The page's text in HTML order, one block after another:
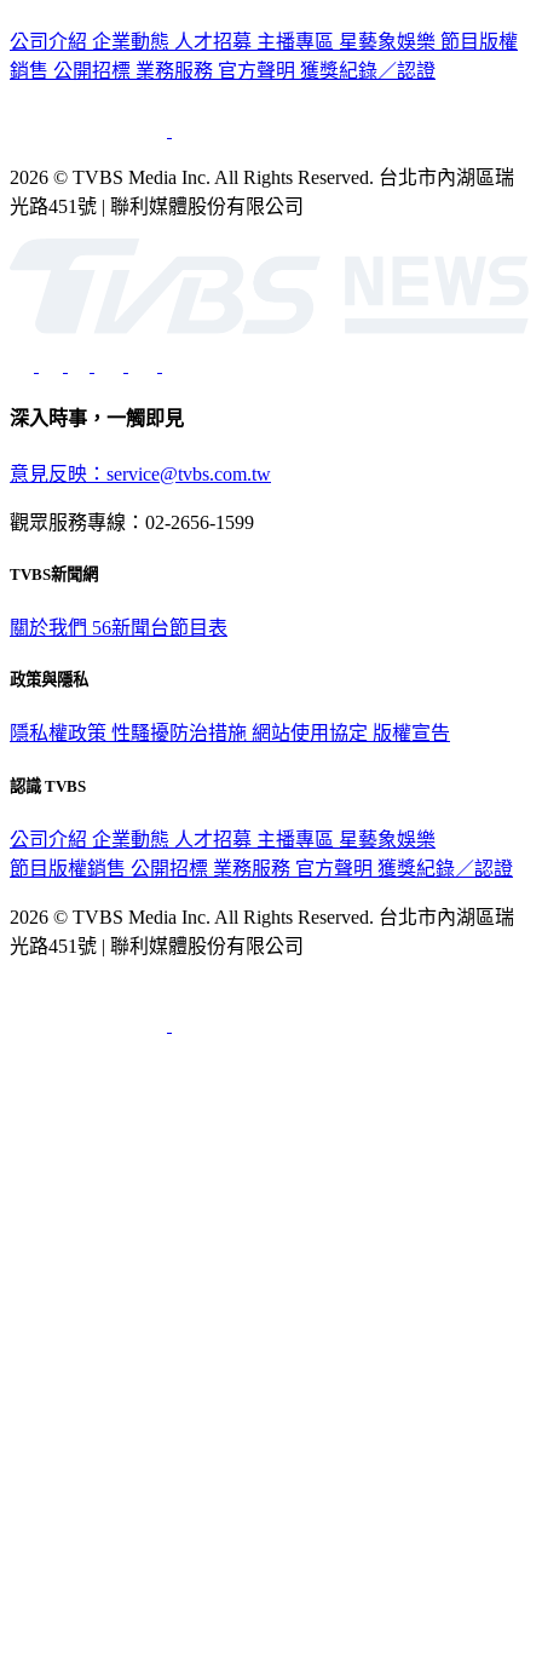
公司介紹 企業動態 人才招募 主播專區 星藝象娛樂 節目版權
銷售 公開招標 業務服務 官方聲明 獲獎紀錄／認證
2026 © TVBS Media Inc. All Rights Reserved. 台北市內湖區瑞
光路451號 | 聯利媒體股份有限公司
深入時事，一觸即見
意見反映：service@tvbs.com.tw
觀眾服務專線：02-2656-1599
TVBS新聞網
關於我們 56新聞台節目表
政策與隱私
隱私權政策 性騷擾防治措施 網站使用協定 版權宣告
認識 TVBS
公司介紹 企業動態 人才招募 主播專區 星藝象娛樂
節目版權銷售 公開招標 業務服務 官方聲明 獲獎紀錄／認證
2026 © TVBS Media Inc. All Rights Reserved. 台北市內湖區瑞
光路451號 | 聯利媒體股份有限公司